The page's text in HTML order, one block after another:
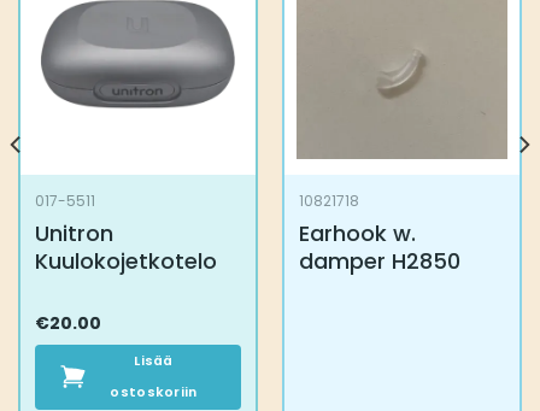
017-5511
Unitron
Kuulokojetkotelo
€20.00
Lisää
ostoskoriin
10821718
Earhook w.
damper H2850